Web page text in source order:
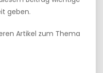
geben.
Artikel zum Thema